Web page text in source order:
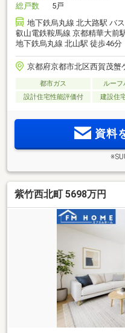
総戸数
5戸
地下鉄烏丸線 北大路駅 バ
叡山電鉄鞍馬線 京都精華大前
地下鉄烏丸線 北山駅 徒歩46分
京都府京都市北区西賀茂蟹
都市ガス ルーフ
設計住宅性能評価付
建設住
資料
紫竹西北町 5698万円